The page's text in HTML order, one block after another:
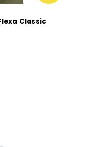
Classic